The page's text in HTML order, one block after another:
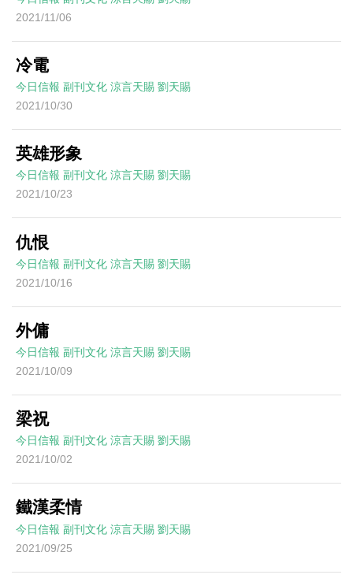
2021/11/06
冷電
今日信報 副刊文化 涼言天賜 劉天賜
2021/10/30
英雄形象
今日信報 副刊文化 涼言天賜 劉天賜
2021/10/23
仇恨
今日信報 副刊文化 涼言天賜 劉天賜
2021/10/16
外傭
今日信報 副刊文化 涼言天賜 劉天賜
2021/10/09
梁祝
今日信報 副刊文化 涼言天賜 劉天賜
2021/10/02
鐵漢柔情
今日信報 副刊文化 涼言天賜 劉天賜
2021/09/25